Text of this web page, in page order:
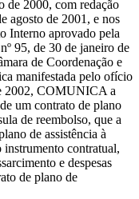
de 2000, com redação
agosto de 2001, e nos
Interno aprovado pela
95, de 30 de janeiro de
de Coordenação e
manifestada pelo ofício
2002, COMUNICA a
um contrato de plano
de reembolso, que a
de assistência à
instrumento contratual,
e despesas
de plano de